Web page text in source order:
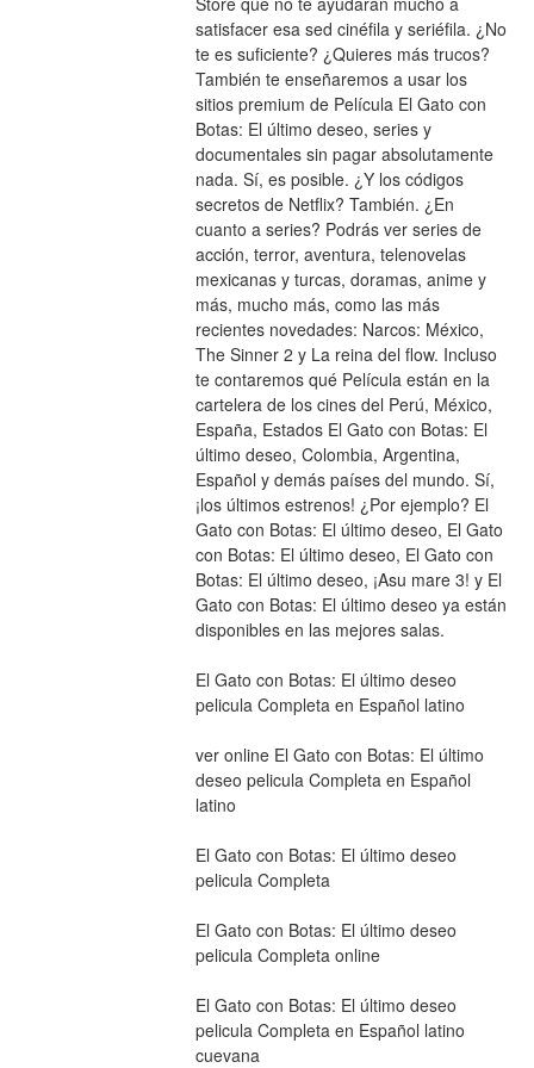
satisfacer esa sed cinéfila y seriéfila. ¿No
te es suficiente? ¿Quieres más trucos?
También te enseñaremos a usar los
sitios premium de Película El Gato con
Botas: El último deseo, series y
documentales sin pagar absolutamente
nada. Sí, es posible. ¿Y los códigos
secretos de Netflix? También. ¿En
cuanto a series? Podrás ver series de
acción, terror, aventura, telenovelas
mexicanas y turcas, doramas, anime y
más, mucho más, como las más
recientes novedades: Narcos: México,
The Sinner 2 y La reina del flow. Incluso
te contaremos qué Película están en la
cartelera de los cines del Perú, México,
España, Estados El Gato con Botas: El
último deseo, Colombia, Argentina,
Español y demás países del mundo. Sí,
¡los últimos estrenos! ¿Por ejemplo? El
Gato con Botas: El último deseo, El Gato
con Botas: El último deseo, El Gato con
Botas: El último deseo, ¡Asu mare 3! y El
Gato con Botas: El último deseo ya están
disponibles en las mejores salas.
El Gato con Botas: El último deseo
pelicula Completa en Español latino
ver online El Gato con Botas: El último
deseo pelicula Completa en Español
latino
El Gato con Botas: El último deseo
pelicula Completa
El Gato con Botas: El último deseo
pelicula Completa online
El Gato con Botas: El último deseo
pelicula Completa en Español latino
cuevana